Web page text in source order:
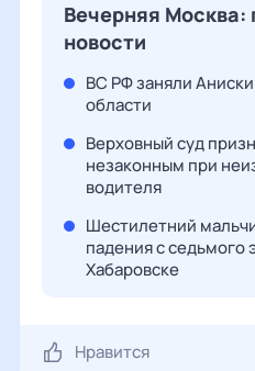
Вечерняя Москва:
новости
ВС РФ заняли
области
Верховный суд
незаконным при
водителя
Шестилетний
падения с седьмого
Хабаровске
Нравится